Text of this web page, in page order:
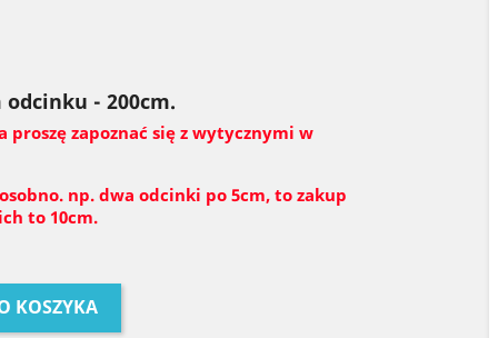
- 200cm.
proszę zapoznać się z wytycznymi w
np. dwa odcinki po 5cm, to zakup
to 10cm.
KOSZYKA